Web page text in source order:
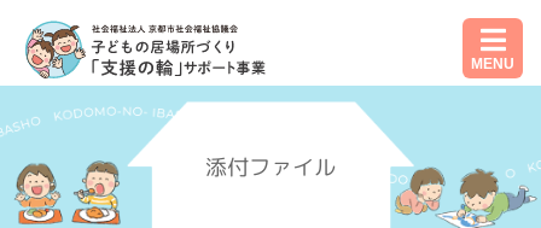
MENU
添付ファイル